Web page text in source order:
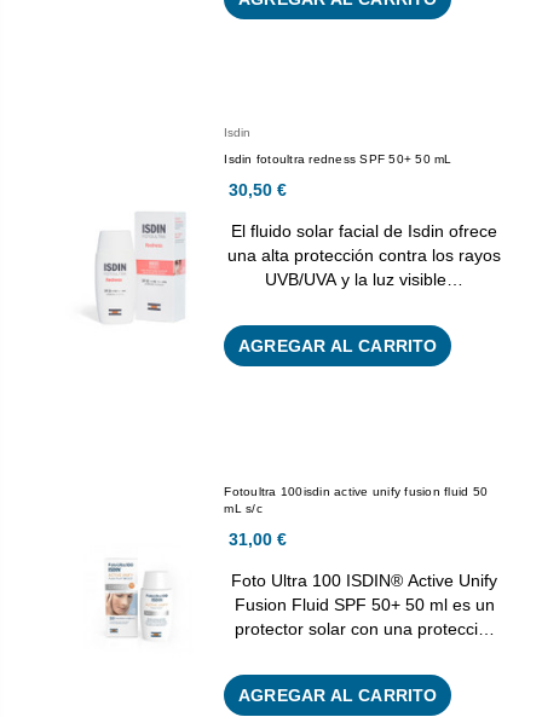
Isdin
Isdin fotoultra redness SPF 50+ 50 mL
30,50 €
El fluido solar facial de Isdin ofrece
una alta protección contra los rayos
UVB/UVA y la luz visible…
AGREGAR AL CARRITO
Fotoultra 100isdin active unify fusion fluid 50
mL s/c
31,00 €
Foto Ultra 100 ISDIN® Active Unify
Fusion Fluid SPF 50+ 50 ml es un
protector solar con una protecci…
AGREGAR AL CARRITO